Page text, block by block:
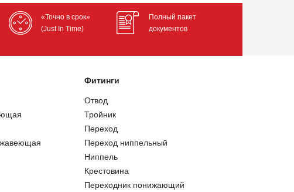
«Точно в срок»
(Just In Time)
Полный пакет
документов
Фитинги
Отвод
Тройник
Переход
Переход ниппельный
Ниппель
Крестовина
Переходник понижающий